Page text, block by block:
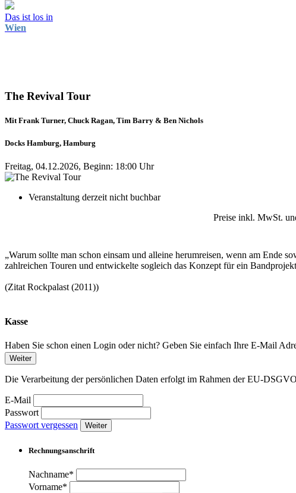
Das ist los in
Wien
The Revival Tour
Mit Frank Turner, Chuck Ragan, Tim Barry & Ben Nichols
Docks Hamburg, Hamburg
Freitag, 04.12.2026, Beginn: 18:00 Uhr
Veranstaltung derzeit nicht buchbar
Preise inkl. MwSt.
„Warum sollte man schon einsam und alleine herumreisen, wenn am Ende
zahlreichen Touren und entwickelte sogleich das Konzept für ein
(Zitat Rockpalast (2011))
Kasse
Haben Sie schon einen Login oder nicht? Geben Sie einfach Ihre E-Mail
Weiter
Die Verarbeitung der persönlichen Daten erfolgt im Rahmen der EU-
E-Mail
Passwort
Passwort vergessen
Weiter
Rechnungsanschrift
Nachname*
Vorname*